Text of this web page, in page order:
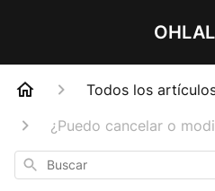
Todos los
¿Puedo cancelar o
Buscar